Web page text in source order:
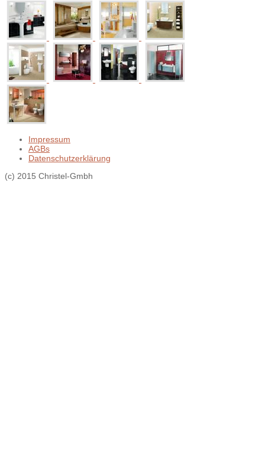
Impressum
AGBs
Datenschutzerklärung
(c) 2015 Christel-Gmbh